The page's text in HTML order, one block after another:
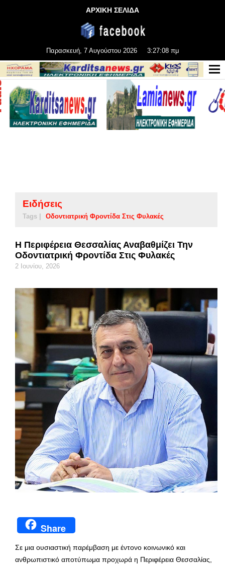
ΑΡΧΙΚΗ ΣΕΛΙΔΑ
Παρασκευή, 7 Αυγούστου 2026 3:27:09 πμ
Ειδήσεις
Tags | Οδοντιατρική Φροντίδα Στις Φυλακές
Η Περιφέρεια Θεσσαλίας Αναβαθμίζει Την
Οδοντιατρική Φροντίδα Στις Φυλακές
2 Ιουνίου, 2026
Share
Σε μια ουσιαστική παρέμβαση με έντονο κοινωνικό και
ανθρωπιστικό αποτύπωμα προχωρά η Περιφέρεια Θεσσαλίας,